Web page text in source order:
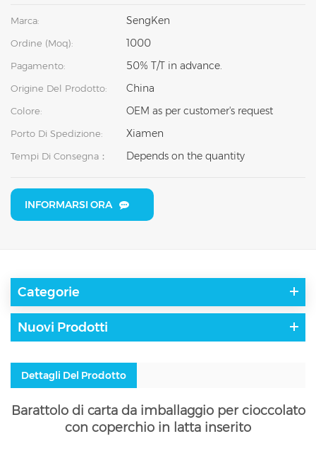
Marca: SengKen
Ordine (moq): 1000
Pagamento: 50% T/T in advance.
Origine Del Prodotto: China
Colore: OEM as per customer's request
Porto Di Spedizione: Xiamen
Tempi Di Consegna： Depends on the quantity
INFORMARSI ORA
Categorie
Nuovi Prodotti
Dettagli Del Prodotto
Barattolo di carta da imballaggio per cioccolato
con coperchio in latta inserito